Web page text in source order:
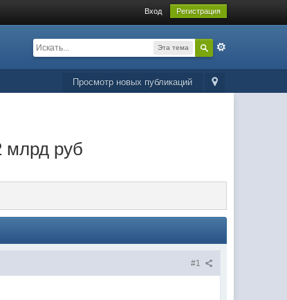
Вход Регистрация
Эта тема
Просмотр новых публикаций
млрд руб
#1